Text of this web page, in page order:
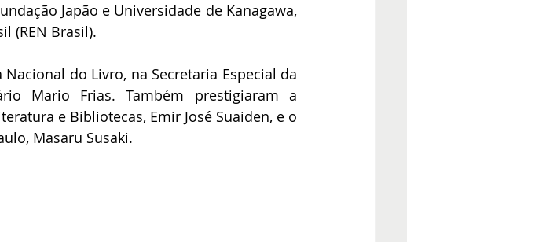
Japão e Universidade de Kanagawa,
(REN Brasil).
do Livro, na Secretaria Especial da
Mario Frias. Também prestigiaram a
e Bibliotecas, Emir José Suaiden, e o
Masaru Susaki.